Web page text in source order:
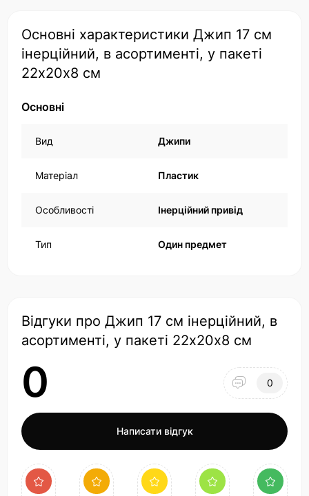
Основні характеристики Джип 17 см
інерційний, в асортименті, у пакеті
22х20х8 см
Основні
Вид Джипи
Матеріал Пластик
Особливості Інерційний привід
Тип Один предмет
Відгуки про Джип 17 см інерційний, в
асортименті, у пакеті 22х20х8 см
0 0
Написати відгук